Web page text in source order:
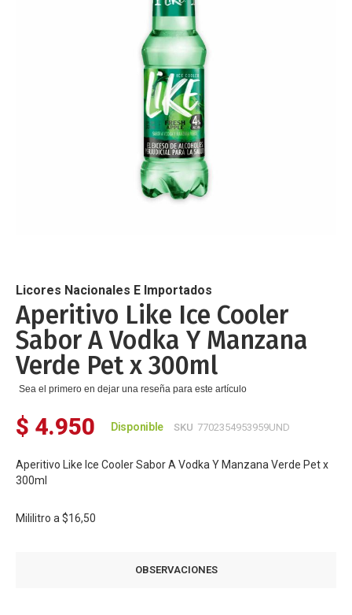
de
la
galería
de
imágenes
Licores Nacionales E Importados
Aperitivo Like Ice Cooler
Sabor A Vodka Y Manzana
Verde Pet x 300ml
Sea el primero en dejar una reseña para este artículo
$ 4.950 Disponible SKU 7702354953959UND
Aperitivo Like Ice Cooler Sabor A Vodka Y Manzana Verde Pet x
300ml
Mililitro a $16,50
OBSERVACIONES